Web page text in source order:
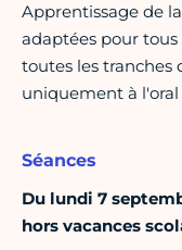
Apprentissage de
adaptées pour tous
toutes les tranches
uniquement à
Séances
Du lundi 7
hors vacances